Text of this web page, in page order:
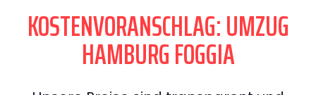
KOSTENVORANSCHLAG: UMZUG
HAMBURG FOGGIA